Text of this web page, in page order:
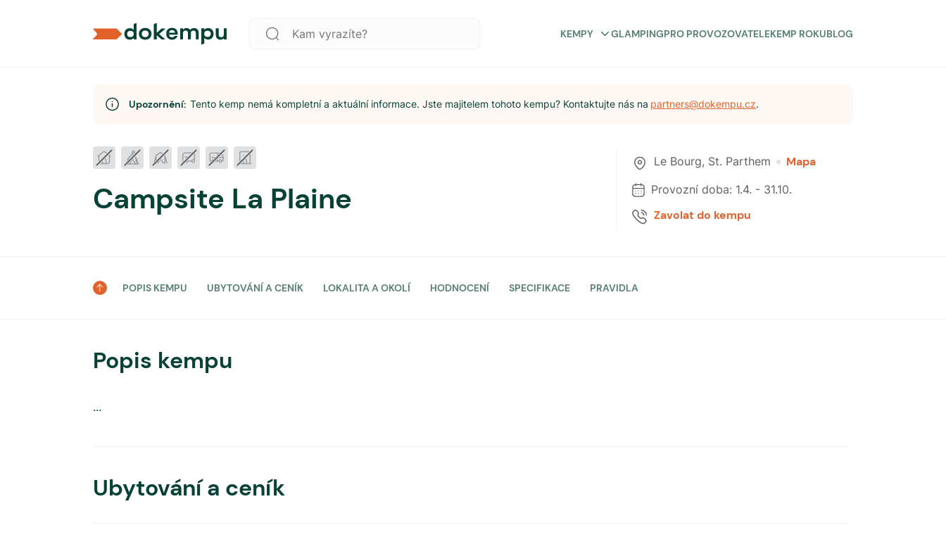
KEMPY GLAMPINGPRO PROVOZOVATELEKEMP ROKUBLOG
Upozornění: Tento kemp nemá kompletní a aktuální informace. Jste majitelem tohoto kempu? Kontaktujte nás na partners@dokempu.cz.
Campsite La Plaine
Le Bourg, St. Parthem Mapa
Provozní doba: 1.4. - 31.10.
Zavolat do kempu
POPIS KEMPU UBYTOVÁNÍ A CENÍK LOKALITA A OKOLÍ HODNOCENÍ SPECIFIKACE PRAVIDLA
Popis kempu
...
Ubytování a ceník